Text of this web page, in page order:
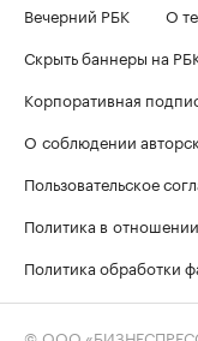
Вечерний РБК
О
Скрыть баннеры на
Корпоративная
О соблюдении
Пользовательское
Политика в
Политика обработки
© ООО